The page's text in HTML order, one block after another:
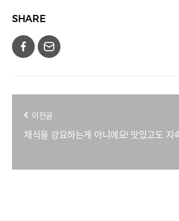
SHARE
이전글
채식을 강요하는게 아니에요! 맛있고도 지